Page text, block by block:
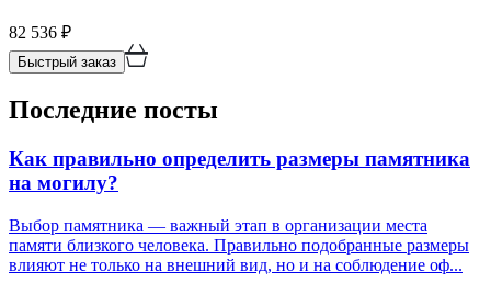
82 536 ₽
Быстрый заказ
Последние посты
Как правильно определить размеры памятника
на могилу?
Выбор памятника — важный этап в организации места
памяти близкого человека. Правильно подобранные размеры
влияют не только на внешний вид, но и на соблюдение оф...